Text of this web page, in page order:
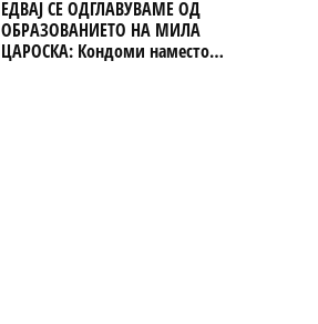
мигрантскиот бран кон Сеута
ЕДВАЈ СЕ ОДГЛАВУВАМЕ ОД
ОБРАЗОВАНИЕТО НА МИЛА
ЦАРОСКА: Кондоми наместо